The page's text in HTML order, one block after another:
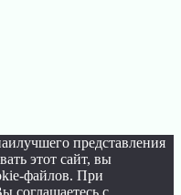
представления
этот сайт, вы
файлов. При